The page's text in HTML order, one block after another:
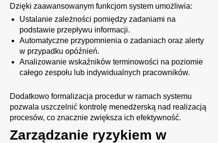
Dzięki zaawansowanym funkcjom system umożliwia:
Ustalanie zależności pomiędzy zadaniami na
podstawie przepływu informacji.
Automatyczne przypomnienia o zadaniach oraz alerty
w przypadku opóźnień.
Analizowanie wskaźników terminowości na poziomie
całego zespołu lub indywidualnych pracowników.
Dodatkowo formalizacja procedur w ramach systemu
pozwala uszczelnić kontrolę menedżerską nad realizacją
procesów, co znacznie zwiększa ich efektywność.
Zarządzanie ryzykiem w